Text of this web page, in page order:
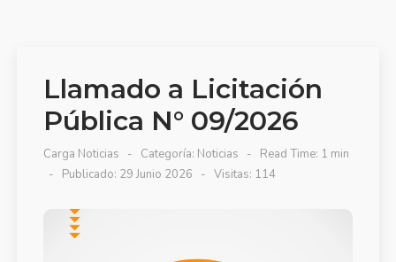
Llamado a Licitación
Pública N° 09/2026
Carga Noticias Categoría: Noticias
Read Time: 1 min
Publicado: 29 Junio 2026
Visitas: 114